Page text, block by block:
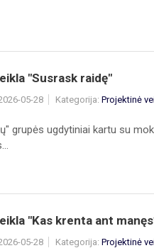
"Susrask raidę"
05-28 Kategorija: Projektinė
grupės ugdytiniai kartu su
"Kas krenta ant
05-28 Kategorija: Projektinė